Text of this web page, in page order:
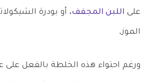
على اللبن المجفف، أو بودرة
الموز.
ورغم احتواء هذه الخلطة بالفعل على